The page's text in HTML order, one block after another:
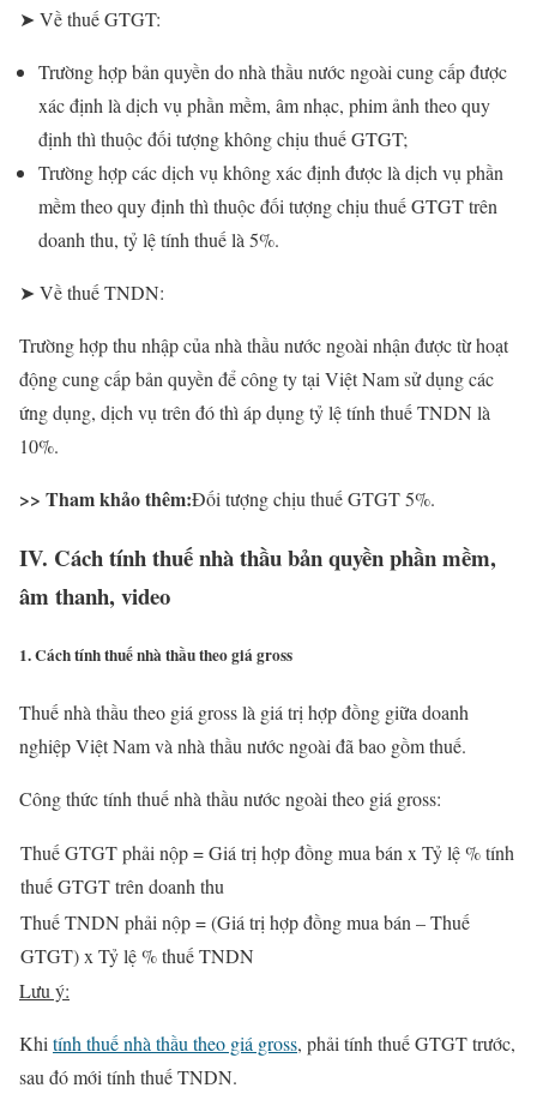
➤ Về thuế GTGT:
Trường hợp bản quyền do nhà thầu nước ngoài cung cấp được
xác định là dịch vụ phần mềm, âm nhạc, phim ảnh theo quy
định thì thuộc đối tượng không chịu thuế GTGT;
Trường hợp các dịch vụ không xác định được là dịch vụ phần
mềm theo quy định thì thuộc đối tượng chịu thuế GTGT trên
doanh thu, tỷ lệ tính thuế là 5%.
➤ Về thuế TNDN:
Trường hợp thu nhập của nhà thầu nước ngoài nhận được từ hoạt
động cung cấp bản quyền để công ty tại Việt Nam sử dụng các
ứng dụng, dịch vụ trên đó thì áp dụng tỷ lệ tính thuế TNDN là
10%.
>> Tham khảo thêm:Đối tượng chịu thuế GTGT 5%.
IV. Cách tính thuế nhà thầu bản quyền phần mềm,
âm thanh, video
1. Cách tính thuế nhà thầu theo giá gross
Thuế nhà thầu theo giá gross là giá trị hợp đồng giữa doanh
nghiệp Việt Nam và nhà thầu nước ngoài đã bao gồm thuế.
Công thức tính thuế nhà thầu nước ngoài theo giá gross:
Thuế GTGT phải nộp = Giá trị hợp đồng mua bán x Tỷ lệ % tính
thuế GTGT trên doanh thu
Thuế TNDN phải nộp = (Giá trị hợp đồng mua bán – Thuế
GTGT) x Tỷ lệ % thuế TNDN
Lưu ý:
Khi tính thuế nhà thầu theo giá gross, phải tính thuế GTGT trước,
sau đó mới tính thuế TNDN.